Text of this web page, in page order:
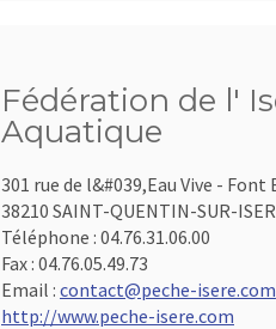
Fédération de l'
Aquatique
301 rue de l&#039,Eau Vive - Font
38210 SAINT-QUENTIN-SUR-
Téléphone : 04.76.31.06.00
Fax : 04.76.05.49.73
Email : contact@peche-isere.com
http://www.peche-isere.com